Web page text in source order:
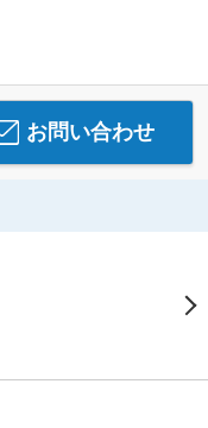
お問い合わせ